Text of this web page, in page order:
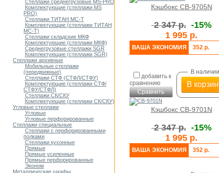
Стеллажи среднегрузовые MS-PRO
Комплектующие (стеллажи MS
PRO)
Стеллажи ТИТАН МС-Т
Комплектующие (стеллажи ТИТАН
МС-Т)
Стеллажи складские МКФ
Комплектующие (стеллажи МКФ)
Среднегрузовые стеллажи SGR
Комплектующие (стеллажи SGR)
Стеллажи архивные
Мобильные стеллажи
(передвижные)
Стеллажи СТФ (СТФЛ/СТФУ)
Комплектующие (стеллажи СТФ/
СТФУ/СТФЛ)
Стеллажи СК/СКУ
Комплектующие (стеллажи СК/СКУ)
Угловые стеллажи
Угловые
Угловые перфорированные
Стеллажи специальные
Стеллажи с перфорированными
полками
Стеллажи кухонные
Прямые
Прямые усиленные
Прямые перфорированные
Эконом
Металлические шкафы
Кэшбокс CB-9705N
2 347 р. -15%
1 995 р.
ВАША ЭКОНОМИЯ 352 р.
добавить к
сравнению
Сравнить
В наличии
В
Кэшбокс CB-9701N
2 347 р. -15%
1 995 р.
ВАША ЭКОНОМИЯ 352 р.